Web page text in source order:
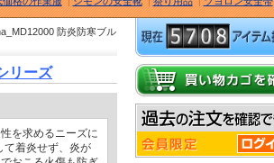
防炎防寒ブル
リーズ
を求めるニーズに
て着炎せず、炎が